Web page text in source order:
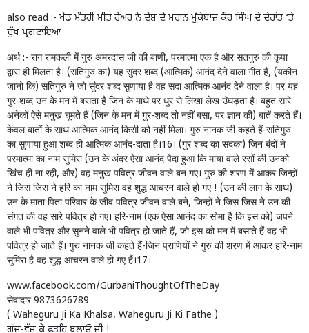
also read :- ਖੇਡ ਮੰਤਰੀ ਮੀਤ ਹੇਅਰ ਨੇ ਦੇਸ਼ ਦੇ ਮਹਾਨ ਮੁੱਕੇਬਾਜ਼ ਕੌਰ ਸਿੰਘ ਦੇ ਦੇਹਾਂਤ ‘ਤੇ
ਦੁੱਖ ਪ੍ਰਗਟਾਇਆ
अर्थ :- राग रामकली में गुरु अमरदास जी की बाणी, परमात्मा एक है और सतगुरु की कृपा
द्वारा ही मिलता है। (सतिगुरु का) यह सुंदर शब्द (आत्मिक) आनंद देने वाला गीत है, (यकीन
जानो कि) सतिगुरु ने जो सुंदर शब्द सुणाया है वह सदा आत्मिक आनंद देने वाला है। पर यह
गुर-शब्द उन के मन में बसता है जिन के माथे पर धुर से लिखा लेख उॅघड़ता है। बहुत सारे
अनेकों ऐसे मनुख घूमते हैं (जिन के मन में गुर-शब्द तो नहीं बसा, पर ज्ञान की) बातें करते हैं।
केवल बातों के साथ आत्मिक आनंद किसी को नहीं मिला। गुरु नानक जी कहते हैं-सतिगुरु
का सुणाया हुआ शब्द ही आत्मिक आनंद-दाता है।16। (गुर शब्द का सदका) जिन बंदों ने
परमात्मा का नाम सुमिरा (उन के अंदर ऐसा आनंद पैदा हुआ कि माया वाले रसों की उनको
खिंच ही ना रही, और) वह मनुख पवित्र जीवन वाले बन गए। गुरु की शरण में आकर जिन्हों
ने जिस जिस ने हरि का नाम सुमिरा वह शुद्ध आचरन वाले हो गए ! (उन की लाग के साथ)
उन के माता पिता परिवार के जीव पवित्र जीवन वाले बने, जिन्हों ने जिस जिस ने उन की
संगत की वह सारे पवित्र हो गए। हरि-नाम (एक ऐसा आनंद का सोमा है कि इस को) जपने
वाले भी पवित्र और सुनने वाले भी पवित्र हो जाते हैं, जो इस को मन में बसाते हैं वह भी
पवित्र हो जाते हैं। गुरु नानक जी कहते हैं-जिन प्राणियों ने गुरु की शरण में आकर हरि-नाम
सुमिरा है वह शुद्ध आचरन वाले हो गए हैं।17।
www.facebook.com/GurbaniThoughtOfTheDay
सेवादार 9873626789
( Waheguru Ji Ka Khalsa, Waheguru Ji Ki Fathe )
ਗੱਜ-ਵੱਜ ਕੇ ਫਤਹਿ ਬੁਲਾਓ ਜੀ !